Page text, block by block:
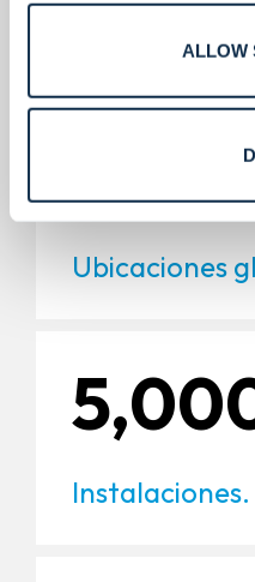
ALLOW
220+
Ubicaciones
Instalaciones.